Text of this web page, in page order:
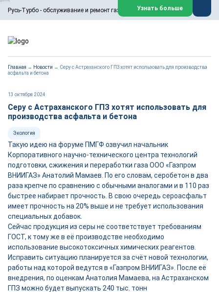
Русь-Турбо - обслуживание и ремонт газовых паровых турбин
ООО «Русь-Турбо» занимается сервисом газовых и паровых
турбин, комплексным ремонтом, восстановлением,
техническим обслуживанием оборудования ТЭС,
работают на нефтегазовых, нефтехимических,
металлургических и других предприятиях.
Реклама. ООО «Русь-Турбо», ИНН 7802588950
erid: F7NfYUJCUneVdwPs4znf
Узнать больше
Главная → Новости → Серу с Астраханского ГПЗ хотят использовать для производства
асфальта и бетона
13 октября 2024
Серу с Астраханского ГПЗ хотят использовать для
производства асфальта и бетона
Экология
Такую идею на форуме ПМГФ озвучил начальник
Корпоративного научно-технического центра технологий
подготовки, сжижения и переработки газа ООО «Газпром
ВНИИГАЗ» Анатолий Мамаев. По его словам, серобетон в два
раза крепче по сравнению с обычными аналогами и в 110 раз
быстрее набирает прочность. В свою очередь сероасфальт
имеет прочность на 20% выше и не требует использования
специальных добавок.
Сейчас продукция из серы не соответствует требованиям
ГОСТ, к тому же в её производстве необходимо
использование высокотоксичных химических реагентов.
Исправить ситуацию планируется за счёт новой технологии,
работы над которой ведутся в «Газпром ВНИИГАЗ». После её
внедрения, по оценкам Анатолия Мамаева, на Астраханском
ГПЗ можно будет выпускать 240 тыс. тонн